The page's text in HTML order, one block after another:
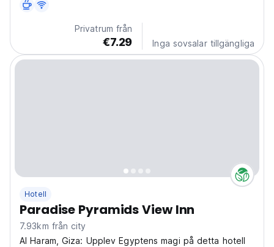
chains. Recently opened and the newest
accommodation in the famous pyramids area. We are
Privatrum från
€7.29 Inga sovsalar tillgängliga
Hotell
Paradise Pyramids View Inn
7.93km från city
Al Haram, Giza: Upplev Egyptens magi på detta hotell